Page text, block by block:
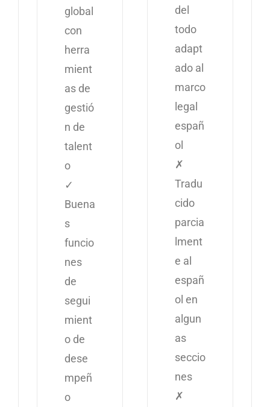
global
con
herra
mient
as de
gestió
n de
talent
o
✓
Buena
s
funcio
nes
de
segui
mient
o de
dese
mpeñ
o
del
todo
adapt
ado al
marco
legal
españ
ol
✗
Tradu
cido
parcia
lment
e al
españ
ol en
algun
as
seccio
nes
✗